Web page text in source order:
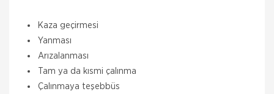
Kaza geçirmesi
Yanması
Arızalanması
Tam ya da kısmi çalınma
Çalınmaya teşebbüs